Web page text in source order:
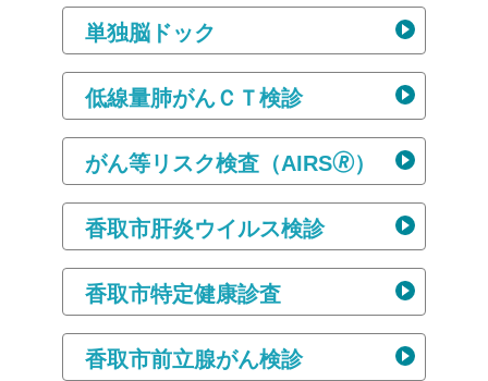
単独脳ドック
低線量肺がんＣＴ検診
がん等リスク検査（AIRS🄬）
香取市肝炎ウイルス検診
香取市特定健康診査
香取市前立腺がん検診